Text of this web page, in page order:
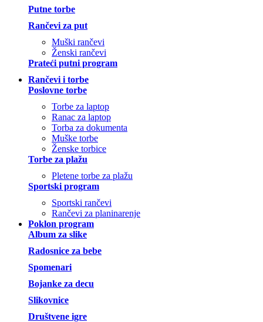
Putne torbe
Rančevi za put
Muški rančevi
Ženski rančevi
Prateći putni program
Rančevi i torbe
Poslovne torbe
Torbe za laptop
Ranac za laptop
Torba za dokumenta
Muške torbe
Ženske torbice
Torbe za plažu
Pletene torbe za plažu
Sportski program
Sportski rančevi
Rančevi za planinarenje
Poklon program
Album za slike
Radosnice za bebe
Spomenari
Bojanke za decu
Slikovnice
Društvene igre